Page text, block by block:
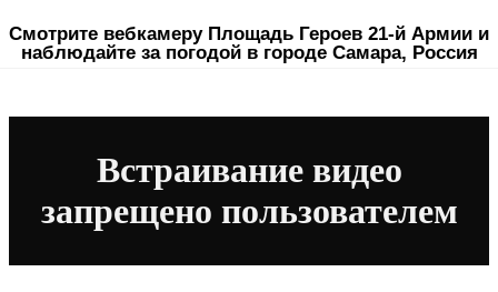
Смотрите вебкамеру Площадь Героев 21-й Армии и
наблюдайте за погодой в городе Самара, Россия